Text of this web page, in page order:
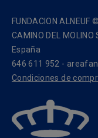
FUNDACION
CAMINO DEL
España
646 611 952 -
Condiciones de